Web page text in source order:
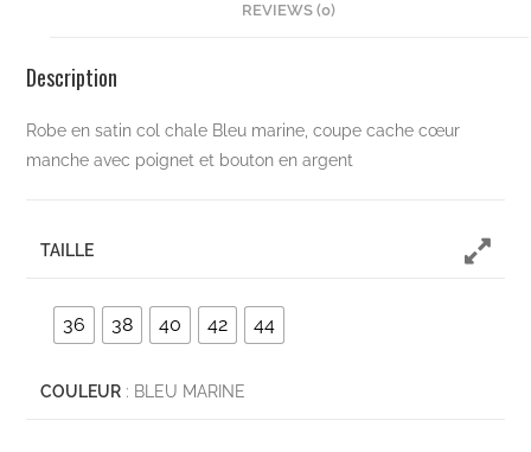
REVIEWS (0)
Description
Robe en satin col chale Bleu marine, coupe cache cœur
manche avec poignet et bouton en argent
TAILLE
36 38 40 42 44
COULEUR : BLEU MARINE